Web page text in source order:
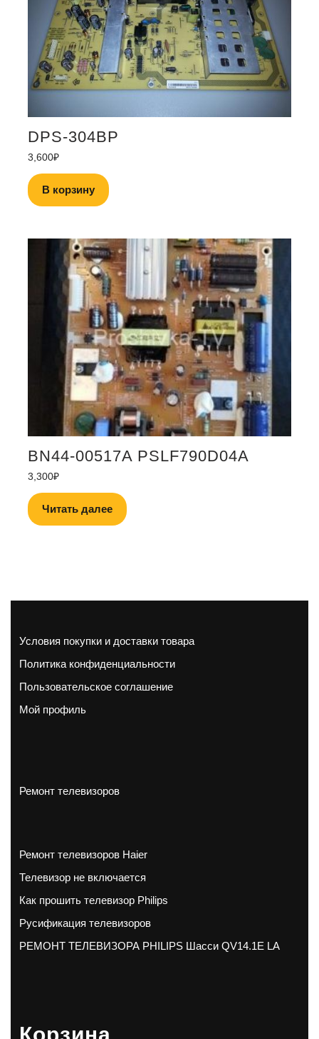
DPS-304BP
3,600₽
В корзину
BN44-00517A PSLF790D04A
3,300₽
Читать далее
Условия покупки и доставки товара
Политика конфиденциальности
Пользовательское соглашение
Мой профиль
Ремонт телевизоров
Ремонт телевизоров Haier
Телевизор не включается
Как прошить телевизор Philips
Русификация телевизоров
РЕМОНТ ТЕЛЕВИЗОРА PHILIPS Шасси QV14.1E LA
Корзина